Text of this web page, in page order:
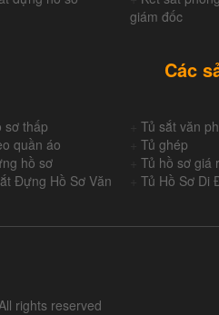
giám đốc
Các
sơ thấp Tủ sắt văn
quần áo Tủ ghép
hồ sơ Tủ hồ sơ giá
Đựng Hồ Sơ Văn
Tủ Hồ Sơ Di
rights reserved